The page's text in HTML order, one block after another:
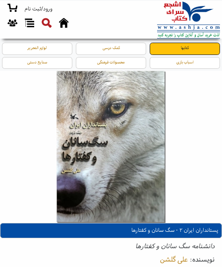
ورود/ثبت نام
کتابها کمک درسی لوازم التحریر
اسباب بازی محصولات فرهنگی صنایع دستی
پستانداران ایران ۲ - سگ سانان و کفتارها
دانشنامه سگ سانان و کفتارها
نویسنده: علی گلشن